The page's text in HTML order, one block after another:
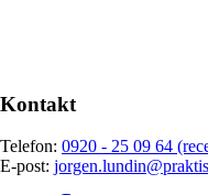
Kontakt
Telefon: 0920 - 25 09 64
E-post: